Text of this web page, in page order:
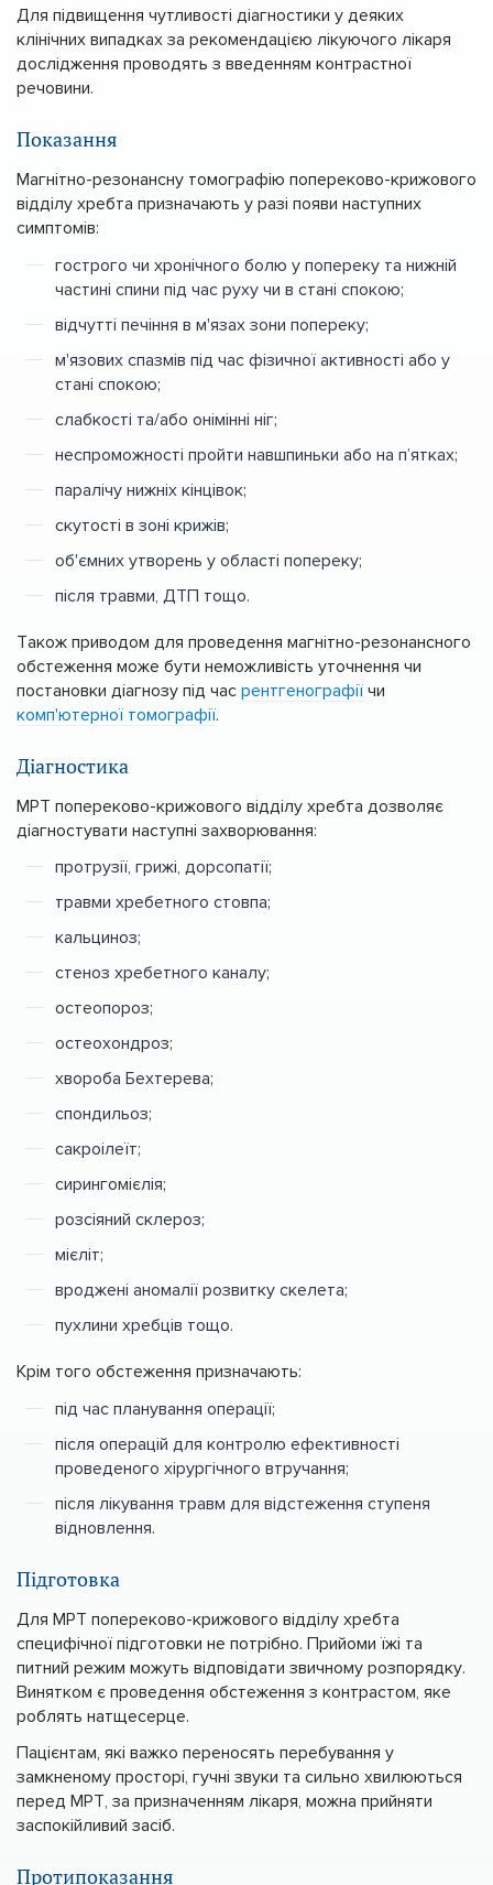
Для підвищення чутливості діагностики у деяких
клінічних випадках за рекомендацією лікуючого лікаря
дослідження проводять з введенням контрастної
речовини.
Показання
Магнітно-резонансну томографію попереково-крижового
відділу хребта призначають у разі появи наступних
симптомів:
гострого чи хронічного болю у попереку та нижній
частині спини під час руху чи в стані спокою;
відчутті печіння в м'язах зони попереку;
м'язових спазмів під час фізичної активності або у
стані спокою;
слабкості та/або онімінні ніг;
неспроможності пройти навшпиньки або на п’ятках;
паралічу нижніх кінцівок;
скутості в зоні крижів;
об'ємних утворень у області попереку;
після травми, ДТП тощо.
Також приводом для проведення магнітно-резонансного
обстеження може бути неможливість уточнення чи
постановки діагнозу під час рентгенографії чи
комп'ютерної томографії.
Діагностика
МРТ попереково-крижового відділу хребта дозволяє
діагностувати наступні захворювання:
протрузії, грижі, дорсопатії;
травми хребетного стовпа;
кальциноз;
стеноз хребетного каналу;
остеопороз;
остеохондроз;
хвороба Бехтерева;
спондильоз;
сакроілеїт;
сирингомієлія;
розсіяний склероз;
мієліт;
вроджені аномалії розвитку скелета;
пухлини хребців тощо.
Крім того обстеження призначають:
під час планування операції;
після операцій для контролю ефективності
проведеного хірургічного втручання;
після лікування травм для відстеження ступеня
відновлення.
Підготовка
Для МРТ попереково-крижового відділу хребта
специфічної підготовки не потрібно. Прийоми їжі та
питний режим можуть відповідати звичному розпорядку.
Винятком є проведення обстеження з контрастом, яке
роблять натщесерце.
Пацієнтам, які важко переносять перебування у
замкненому просторі, гучні звуки та сильно хвилюються
перед МРТ, за призначенням лікаря, можна прийняти
заспокійливий засіб.
Протипоказання